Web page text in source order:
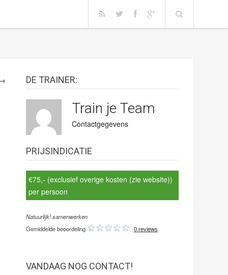
DE TRAINER:
Train je Team
Contactgegevens
PRIJSINDICATIE
€75,- (exclusief overige kosten (zie website))
per persoon
Natuurlijk! samenwerken
Gemiddelde beoordeling
0 reviews
VANDAAG NOG CONTACT!